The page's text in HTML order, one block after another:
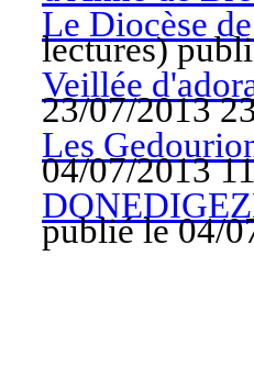
Le Diocèse
lectures)
Veillée
23/07/2013
Les
04/07/2013
publié le 04/